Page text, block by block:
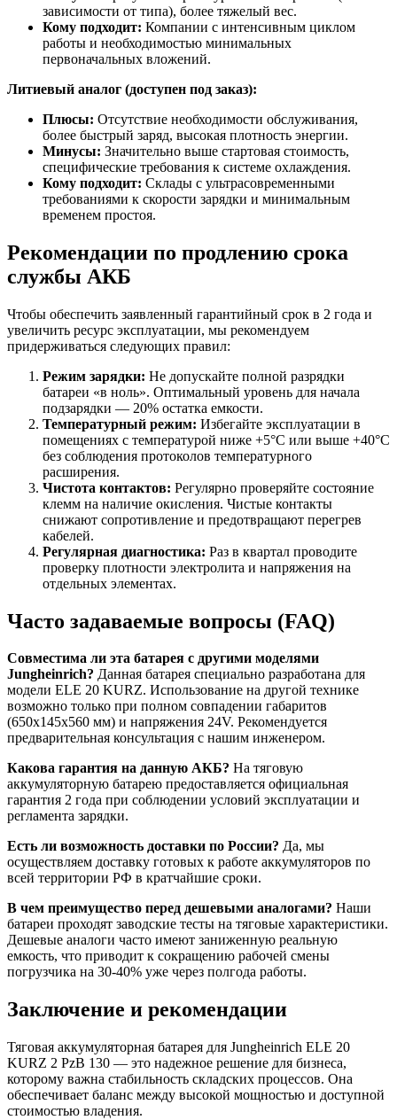
зависимости от типа), более тяжелый вес.
Кому подходит: Компании с интенсивным циклом
работы и необходимостью минимальных
первоначальных вложений.
Литиевый аналог (доступен под заказ):
Плюсы: Отсутствие необходимости обслуживания,
более быстрый заряд, высокая плотность энергии.
Минусы: Значительно выше стартовая стоимость,
специфические требования к системе охлаждения.
Кому подходит: Склады с ультрасовременными
требованиями к скорости зарядки и минимальным
временем простоя.
Рекомендации по продлению срока
службы АКБ
Чтобы обеспечить заявленный гарантийный срок в 2 года и
увеличить ресурс эксплуатации, мы рекомендуем
придерживаться следующих правил:
Режим зарядки: Не допускайте полной разрядки
батареи «в ноль». Оптимальный уровень для начала
подзарядки — 20% остатка емкости.
Температурный режим: Избегайте эксплуатации в
помещениях с температурой ниже +5°C или выше +40°C
без соблюдения протоколов температурного
расширения.
Чистота контактов: Регулярно проверяйте состояние
клемм на наличие окисления. Чистые контакты
снижают сопротивление и предотвращают перегрев
кабелей.
Регулярная диагностика: Раз в квартал проводите
проверку плотности электролита и напряжения на
отдельных элементах.
Часто задаваемые вопросы (FAQ)
Совместима ли эта батарея с другими моделями
Jungheinrich? Данная батарея специально разработана для
модели ELE 20 KURZ. Использование на другой технике
возможно только при полном совпадении габаритов
(650x145x560 мм) и напряжения 24V. Рекомендуется
предварительная консультация с нашим инженером.
Какова гарантия на данную АКБ? На тяговую
аккумуляторную батарею предоставляется официальная
гарантия 2 года при соблюдении условий эксплуатации и
регламента зарядки.
Есть ли возможность доставки по России? Да, мы
осуществляем доставку готовых к работе аккумуляторов по
всей территории РФ в кратчайшие сроки.
В чем преимущество перед дешевыми аналогами? Наши
батареи проходят заводские тесты на тяговые характеристики.
Дешевые аналоги часто имеют заниженную реальную
емкость, что приводит к сокращению рабочей смены
погрузчика на 30-40% уже через полгода работы.
Заключение и рекомендации
Тяговая аккумуляторная батарея для Jungheinrich ELE 20
KURZ 2 PzB 130 — это надежное решение для бизнеса,
которому важна стабильность складских процессов. Она
обеспечивает баланс между высокой мощностью и доступной
стоимостью владения.